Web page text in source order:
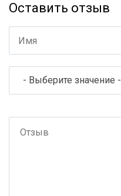
Оставить отзыв
- Выберите значение -